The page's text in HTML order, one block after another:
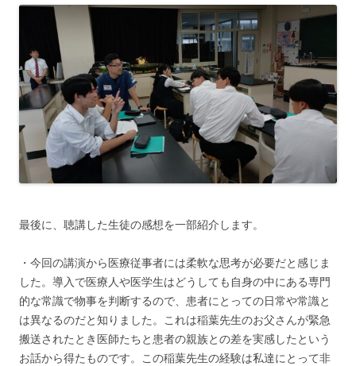
最後に、聴講した生徒の感想を一部紹介します。
・今回の講演から医療従事者には柔軟な思考が必要だと感じま
した。導入で医療人や医学生はどうしても自身の中にある専門
的な常識で物事を判断するので、患者にとっての日常や常識と
は異なるのだと知りました。これは稲葉先生のお父さんが緊急
搬送されたとき医師たちと患者の親族との差を実感したという
お話から得たものです。この稲葉先生の経験は私達にとって非